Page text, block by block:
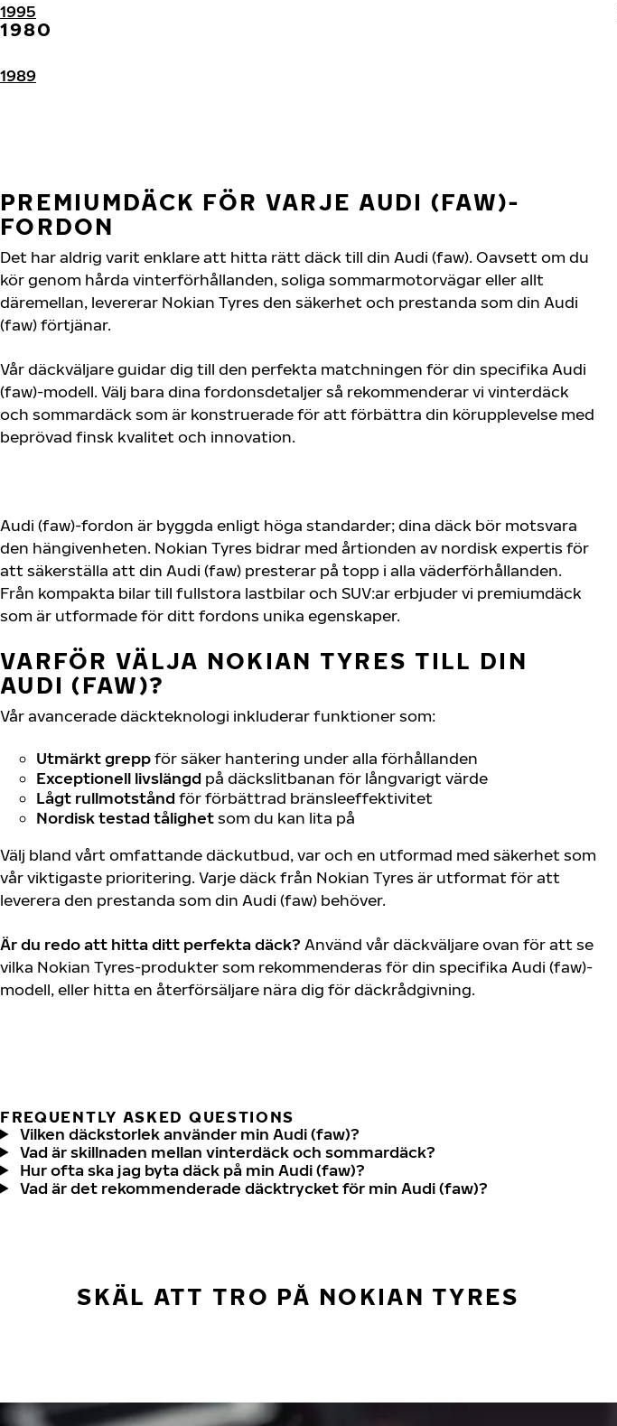
1995
1980
1989
PREMIUMDÄCK FÖR VARJE AUDI (FAW)-
FORDON
Det har aldrig varit enklare att hitta rätt däck till din Audi (faw). Oavsett om du
kör genom hårda vinterförhållanden, soliga sommarmotorvägar eller allt
däremellan, levererar Nokian Tyres den säkerhet och prestanda som din Audi
(faw) förtjänar.
Vår däckväljare guidar dig till den perfekta matchningen för din specifika Audi
(faw)-modell. Välj bara dina fordonsdetaljer så rekommenderar vi vinterdäck
och sommardäck som är konstruerade för att förbättra din körupplevelse med
beprövad finsk kvalitet och innovation.
Audi (faw)-fordon är byggda enligt höga standarder; dina däck bör motsvara
den hängivenheten. Nokian Tyres bidrar med årtionden av nordisk expertis för
att säkerställa att din Audi (faw) presterar på topp i alla väderförhållanden.
Från kompakta bilar till fullstora lastbilar och SUV:ar erbjuder vi premiumdäck
som är utformade för ditt fordons unika egenskaper.
VARFÖR VÄLJA NOKIAN TYRES TILL DIN
AUDI (FAW)?
Vår avancerade däckteknologi inkluderar funktioner som:
Utmärkt greppför säker hantering under alla förhållanden
Exceptionell livslängd på däckslitbanan för långvarigt värde
Lågt rullmotstånd för förbättrad bränsleeffektivitet
Nordisk testad tålighetsom du kan lita på
Välj bland vårt omfattande däckutbud, var och en utformad med säkerhet som
vår viktigaste prioritering. Varje däck från Nokian Tyres är utformat för att
leverera den prestanda som din Audi (faw) behöver.
Är du redo att hitta ditt perfekta däck? Använd vår däckväljare ovan för att se
vilka Nokian Tyres-produkter som rekommenderas för din specifika Audi (faw)-
modell, eller hitta en återförsäljare nära dig för däckrådgivning.
FREQUENTLY ASKED QUESTIONS
Vilken däckstorlek använder min Audi (faw)?
Vad är skillnaden mellan vinterdäck och sommardäck?
Hur ofta ska jag byta däck på min Audi (faw)?
Vad är det rekommenderade däcktrycket för min Audi (faw)?
SKÄL ATT TRO PÅ NOKIAN TYRES